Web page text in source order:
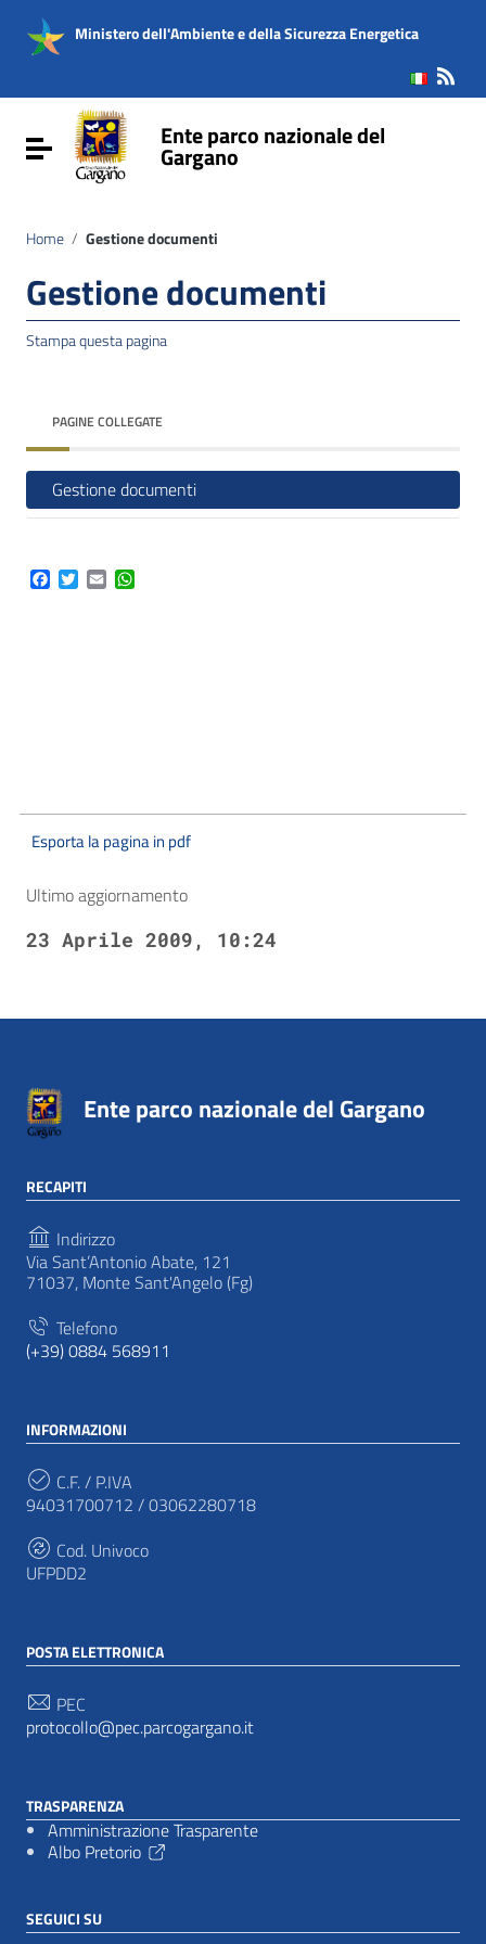
Vai al menu di navigazione
Vai al footer
Ministero dell'Ambiente e della Sicurezza Energetica
Attiva / disattiva la navigazioneEnte parco nazionale del
Gargano
Home / Gestione documenti
Gestione documenti
Stampa questa pagina
PAGINE COLLEGATE
Gestione documenti
Facebook
Twitter
Email
Esporta la pagina in pdf
Ultimo aggiornamento
23 Aprile 2009, 10:24
Ente parco nazionale del Gargano
RECAPITI
Indirizzo
Via Sant’Antonio Abate, 121
71037, Monte Sant'Angelo (Fg)
Telefono
(+39) 0884 568911
INFORMAZIONI
C.F. / P.IVA
94031700712 / 03062280718
Cod. Univoco
UFPDD2
POSTA ELETTRONICA
PEC
protocollo@pec.parcogargano.it
TRASPARENZA
Amministrazione Trasparente
Albo Pretorio
SEGUICI SU